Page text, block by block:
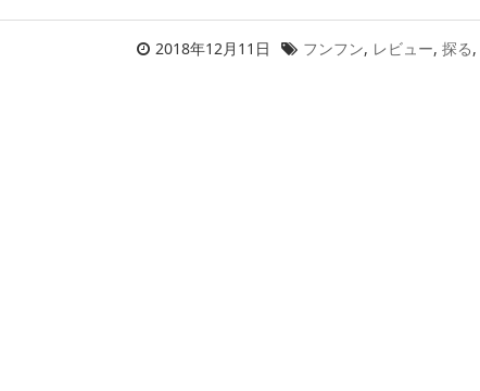
2018年12月11日 フンフン, レビュー, 探る,